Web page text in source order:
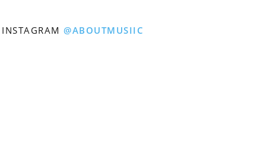
INSTAGRAM@ABOUTMUSIIC